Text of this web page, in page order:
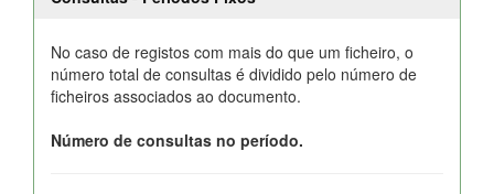
No caso de registos com mais do que um ficheiro, o
número total de consultas é dividido pelo número de
ficheiros associados ao documento.
Número de consultas no período.